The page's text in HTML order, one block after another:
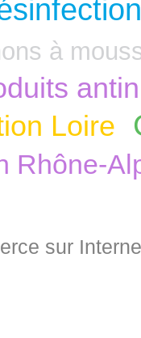
à
Loire
Rhône-
sur